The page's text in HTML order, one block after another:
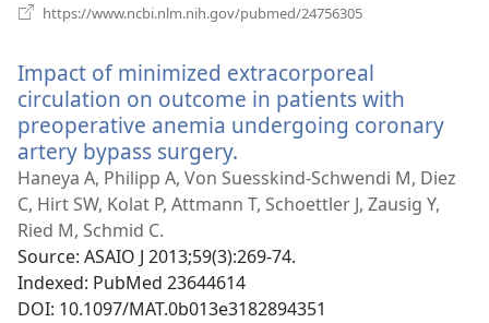
https://www.ncbi.nlm.nih.gov/pubmed/24756305
вікні)
Impact of minimized extracorporeal
circulation on outcome in patients with
preoperative anemia undergoing coronary
artery bypass surgery.
у
новому
Haneya A, Philipp A, Von Suesskind-Schwendi M, Diez
C, Hirt SW, Kolat P, Attmann T, Schoettler J, Zausig Y,
Ried M, Schmid C.
Source‎: ASAIO J 2013;59(3):269-74.
Indexed‎: PubMed 23644614
DOI‎: 10.1097/MAT.0b013e3182894351